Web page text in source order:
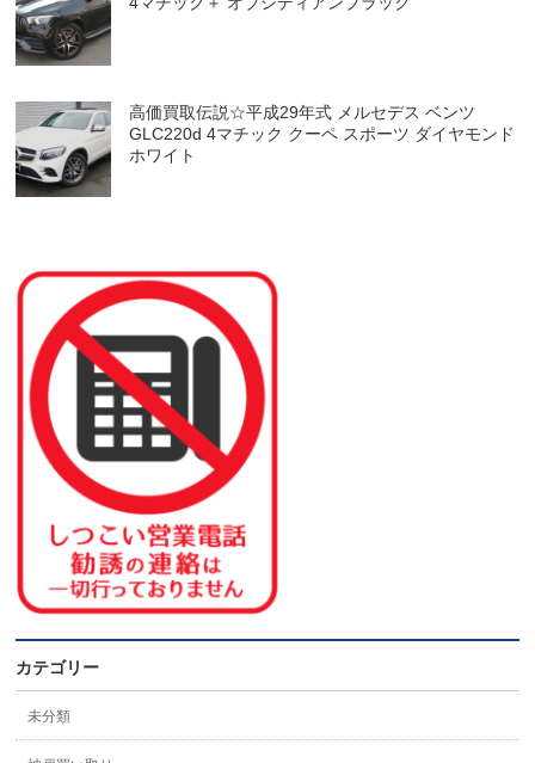
高価買取伝説☆平成29年式 メルセデス ベンツ
GLC220d 4マチック クーペ スポーツ ダイヤモンド
ホワイト
カテゴリー
未分類